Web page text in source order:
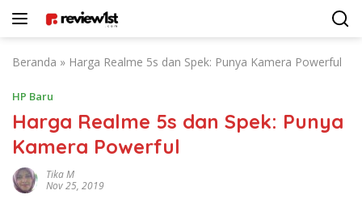
Beranda » Harga Realme 5s dan Spek: Punya Kamera Powerful
HP Baru
Harga Realme 5s dan Spek: Punya
Kamera Powerful
Tika M
Nov 25, 2019